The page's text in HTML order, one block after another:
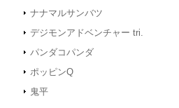
ナナマルサンバツ
デジモンアドベンチャー tri.
パンダコパンダ
ポッピンQ
鬼平